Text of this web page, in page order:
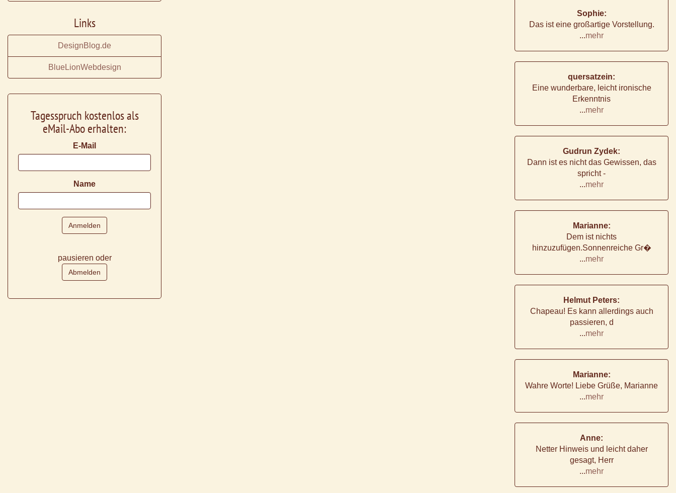
Links
DesignBlog.de
BlueLionWebdesign
Tagesspruch kostenlos als
eMail-Abo erhalten:
E-Mail
Name
pausieren oder
Sophie:
Das ist eine großartige Vorstellung.
...mehr
quersatzein:
Eine wunderbare, leicht ironische
Erkenntnis
...mehr
Gudrun Zydek:
Dann ist es nicht das Gewissen, das
spricht -
...mehr
Marianne:
Dem ist nichts
hinzuzufügen.Sonnenreiche Gr�
...mehr
Helmut Peters:
Chapeau! Es kann allerdings auch
passieren, d
...mehr
Marianne:
Wahre Worte! Liebe Grüße, Marianne
...mehr
Anne:
Netter Hinweis und leicht daher
gesagt, Herr
...mehr